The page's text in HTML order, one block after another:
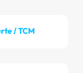
/ TCM